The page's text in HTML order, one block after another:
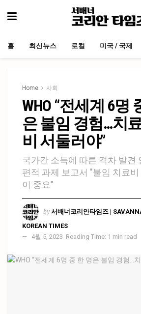
홈 최신뉴스 로컬 미국 / 국제
Home 사회
WHO “전세계 6명
은 불임 경험…치
비 서둘러야”
국가간 소득에 따른 격차 발견
편적 과제 보고서 "불임 치료
이 중요"
by 서배너코리안타임즈 |
KOREAN TIMES
4월 5, 2023 Reading Time: 1 min read